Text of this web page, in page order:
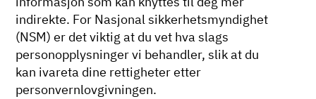
indirekte. For Nasjonal sikkerhetsmyndighet
(NSM) er det viktig at du vet hva slags
personopplysninger vi behandler, slik at du
kan ivareta dine rettigheter etter
personvernlovgivningen.